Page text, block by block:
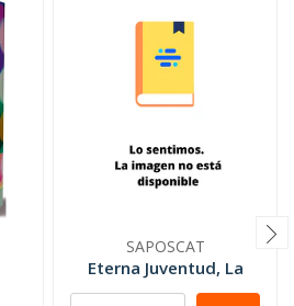
SAPOSCAT
Eterna Juventud, La